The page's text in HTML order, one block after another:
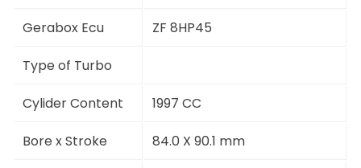
Gerabox Ecu ZF 8HP45
Type of Turbo
Cylider Content 1997 CC
Bore x Stroke 84.0 X 90.1 mm